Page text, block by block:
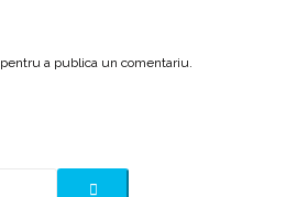
pentru a publica un comentariu.